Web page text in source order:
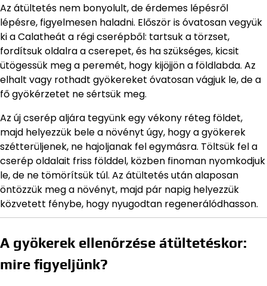
Az átültetés nem bonyolult, de érdemes lépésről
lépésre, figyelmesen haladni. Először is óvatosan vegyük
ki a Calatheát a régi cserépből: tartsuk a törzset,
fordítsuk oldalra a cserepet, és ha szükséges, kicsit
ütögessük meg a peremét, hogy kijöjjön a földlabda. Az
elhalt vagy rothadt gyökereket óvatosan vágjuk le, de a
fő gyökérzetet ne sértsük meg.
Az új cserép aljára tegyünk egy vékony réteg földet,
majd helyezzük bele a növényt úgy, hogy a gyökerek
szétterüljenek, ne hajoljanak fel egymásra. Töltsük fel a
cserép oldalait friss földdel, közben finoman nyomkodjuk
le, de ne tömörítsük túl. Az átültetés után alaposan
öntözzük meg a növényt, majd pár napig helyezzük
közvetett fénybe, hogy nyugodtan regenerálódhasson.
A gyökerek ellenőrzése átültetéskor:
mire figyeljünk?